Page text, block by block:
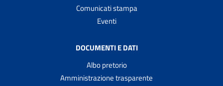
Comunicati stampa
Eventi
DOCUMENTI E DATI
Albo pretorio
Amministrazione trasparente